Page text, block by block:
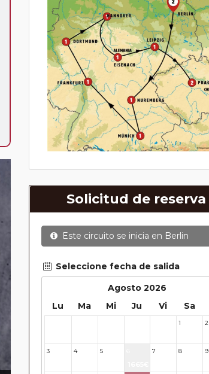
Solicitud de reserva
Este circuito se inicia en Berlin
Seleccione fecha de salida
Agosto 2026
Lu Ma Mi Ju Vi Sa
1 2
3 4 5 7 8 9